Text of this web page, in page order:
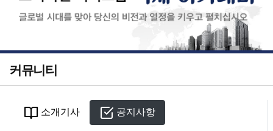
커뮤니티
소개기사 공지사항